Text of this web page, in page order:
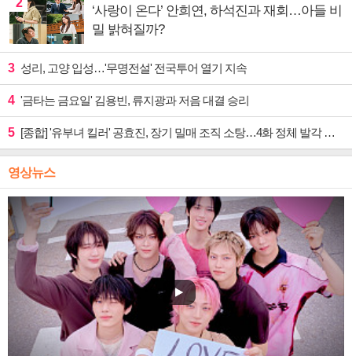
‘사랑이 온다’ 안희연, 하석진과 재회…아들 비
밀 밝혀질까?
3 성리, 고양 입성…'무명전설' 전국투어 열기 지속
4 '금타는 금요일' 김용빈, 류지광과 저음 대결 승리
5 [종합] '유부녀 킬러' 공효진, 장기 밀매 조직 소탕…4화 정체 발각 위기 예고
영상뉴스